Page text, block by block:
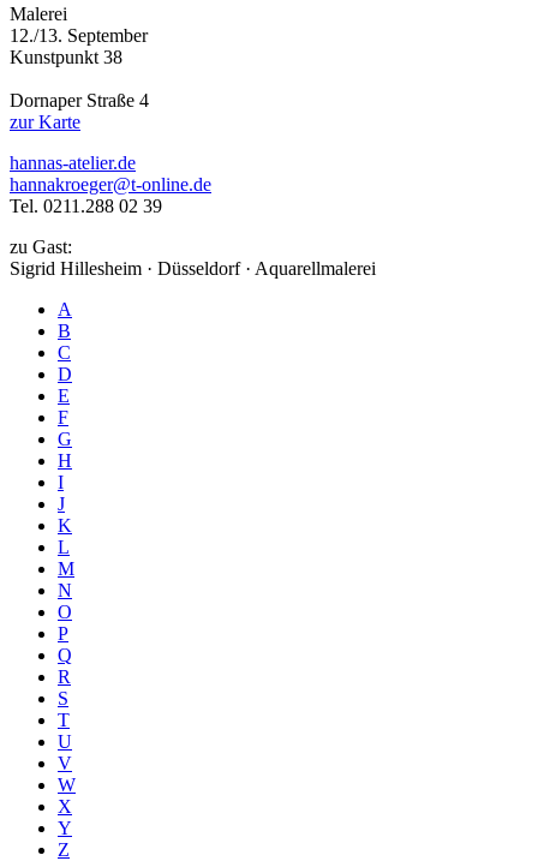
Malerei
12./13. September
Kunstpunkt 38
Dornaper Straße 4
zur Karte
hannas-atelier.de
hannakroeger@t-online.de
Tel. 0211.288 02 39
zu Gast:
Sigrid Hillesheim · Düsseldorf · Aquarellmalerei
A
B
C
D
E
F
G
H
I
J
K
L
M
N
O
P
Q
R
S
T
U
V
W
X
Y
Z